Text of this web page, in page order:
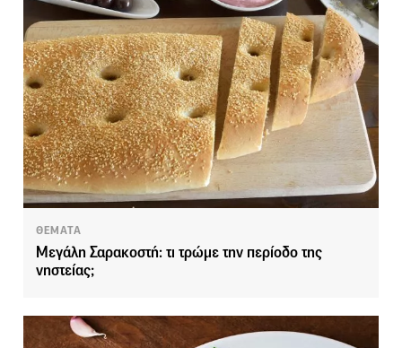
ΘΕΜΑΤΑ
Μεγάλη Σαρακοστή: τι τρώμε την περίοδο της
νηστείας;